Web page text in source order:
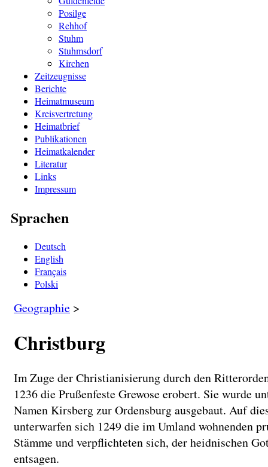
Posilge
Rehhof
Stuhm
Stuhmsdorf
Kirchen
Zeitzeugnisse
Berichte
Heimatmuseum
Kreisvertretung
Heimatbrief
Publikationen
Heimatkalender
Literatur
Links
Impressum
Sprachen
Deutsch
English
Français
Polski
Geographie >
Christburg
Im Zuge der Christianisierung durch den
1236 die Prußenfeste Grewose erobert. Sie wurde
Namen Kirsberg zur Ordensburg ausgebaut. Auf
unterwarfen sich 1249 die im Umland wohnenden
Stämme und verpflichteten sich, der heidnischen
entsagen.